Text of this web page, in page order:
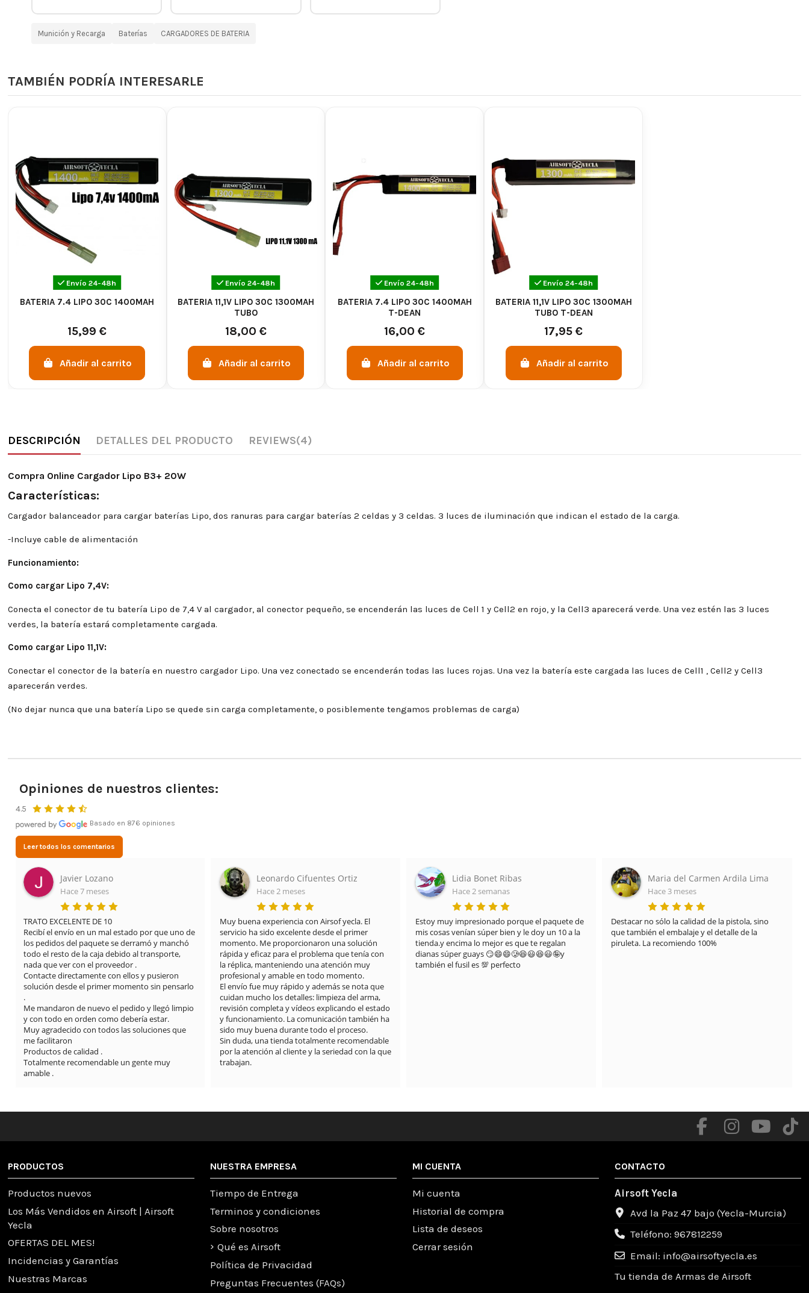
Munición y Recarga Baterías CARGADORES DE BATERIA
TAMBIÉN PODRÍA INTERESARLE
Envío 24-48h
BATERIA 7.4 LIPO 30C 1400MAH
15,99 €
Añadir al carrito
Envío 24-48h
BATERIA 11,1V LIPO 30C 1300MAH
TUBO
18,00 €
Añadir al carrito
Envío 24-48h
BATERIA 7.4 LIPO 30C 1400MAH
T-DEAN
16,00 €
Añadir al carrito
Envío 24-48h
BATERIA 11,1V LIPO 30C 1300MAH
TUBO T-DEAN
17,95 €
Añadir al carrito
DESCRIPCIÓN DETALLES DEL PRODUCTO REVIEWS(4)
Compra Online Cargador Lipo B3+ 20W
Características:
Cargador balanceador para cargar baterías Lipo, dos ranuras para cargar baterías 2 celdas y 3 celdas. 3 luces de iluminación que indican el estado de la carga.
-Incluye cable de alimentación
Funcionamiento:
Como cargar Lipo 7,4V:
Conecta el conector de tu batería Lipo de 7,4 V al cargador, al conector pequeño, se encenderán las luces de Cell 1 y Cell2 en rojo, y la Cell3 aparecerá verde. Una vez estén las 3 luces
verdes, la batería estará completamente cargada.
Como cargar Lipo 11,1V:
Conectar el conector de la batería en nuestro cargador Lipo. Una vez conectado se encenderán todas las luces rojas. Una vez la batería este cargada las luces de Cell1 , Cell2 y Cell3
aparecerán verdes.
(No dejar nunca que una batería Lipo se quede sin carga completamente, o posiblemente tengamos problemas de carga)
Opiniones de nuestros clientes:
4.5
Basado en 876 opiniones
Leer todos los comentarios
Leonardo Cifuentes Ortiz
Hace 2 meses
Muy buena experiencia con Airsof yecla. El
servicio ha sido excelente desde el primer
momento. Me proporcionaron una solución
rápida y eficaz para el problema que tenía con
la réplica, manteniendo una atención muy
profesional y amable en todo momento.
El envío fue muy rápido y además se nota que
revisión completa y vídeos explicando el estado
y funcionamiento. La comunicación también ha
sido muy buena durante todo el proceso.
Sin duda, una tienda totalmente recomendable
por la atención al cliente y la seriedad con la que
trabajan.
Lidia Bonet Ribas
Hace 2 semanas
Estoy muy impresionado porque el paquete de
mis cosas venían súper bien y le doy un 10 a la
tienda.y encima lo mejor es que te regalan
dianas súper guays 😏😄😄🥲😆😃😆😃🤪y
también el fusil es 💯 perfecto
Maria del Carmen Ardila Lima
Hace 3 meses
Destacar no sólo la calidad de la pistola, sino
que también el embalaje y el detalle de la
piruleta. La recomiendo 100%
Javier Lozano
Hace 7 meses
TRATO EXCELENTE DE 10
Recibí el envío en un mal estado por que uno de
los pedidos del paquete se derramó y manchó
PRODUCTOS
Productos nuevos
Los Más Vendidos en Airsoft | Airsoft
Yecla
OFERTAS DEL MES!
Incidencias y Garantías
Nuestras Marcas
NUESTRA EMPRESA
Tiempo de Entrega
Terminos y condiciones
Sobre nosotros
Qué es Airsoft
Política de Privacidad
Preguntas Frecuentes (FAQs)
MI CUENTA
Mi cuenta
Historial de compra
Lista de deseos
Cerrar sesión
CONTACTO
Airsoft Yecla
Avd la Paz 47 bajo (Yecla-Murcia)
Teléfono: 967812259
Email: info@airsoftyecla.es
Tu tienda de Armas de Airsoft